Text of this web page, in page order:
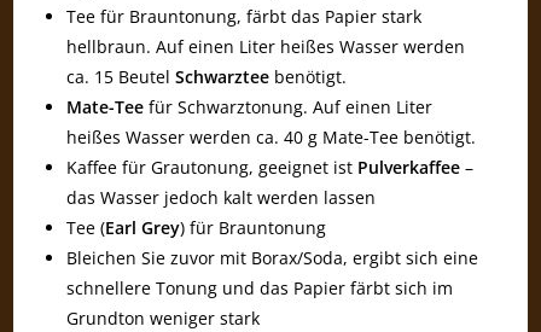
Tee für Brauntonung, färbt das Papier stark
hellbraun. Auf einen Liter heißes Wasser werden
ca. 15 BeutelSchwarztee benötigt.
Mate-Tee für Schwarztonung. Auf einen Liter
heißes Wasser werden ca. 40 g Mate-Tee benötigt.
Kaffee für Grautonung, geeignet ist Pulverkaffee –
das Wasser jedoch kalt werden lassen
Tee (Earl Grey) für Brauntonung
Bleichen Sie zuvor mit Borax/Soda, ergibt sich eine
schnellere Tonung und das Papier färbt sich im
Grundton weniger stark